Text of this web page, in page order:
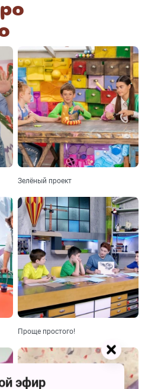
Зелёный проект
Проще простого!
эфир